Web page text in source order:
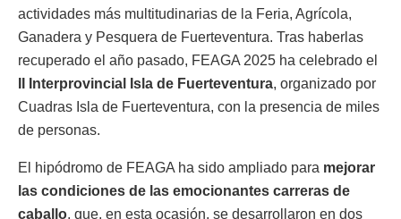
actividades más multitudinarias de la Feria, Agrícola,
Ganadera y Pesquera de Fuerteventura. Tras haberlas
recuperado el año pasado, FEAGA 2025 ha celebrado el
II Interprovincial Isla de Fuerteventura, organizado por
Cuadras Isla de Fuerteventura, con la presencia de miles
de personas.
El hipódromo de FEAGA ha sido ampliado para mejorar
las condiciones de las emocionantes carreras de
caballo, que, en esta ocasión, se desarrollaron en dos